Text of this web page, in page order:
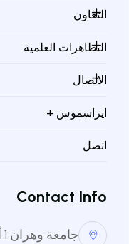
التعاون
التظاهرات العلمية
الاتصال
ايراسموس +
اتصل
Contact Info
جامعة وهران 1 أحمد بن بلة - السانيا